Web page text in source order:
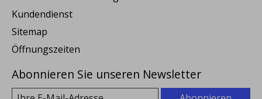
Kundendienst
Sitemap
Öffnungszeiten
Abonnieren Sie unseren Newsletter